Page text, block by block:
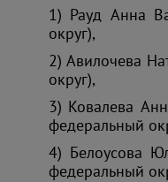
1) Рауд Анна
округ),
2) Авилочева
округ),
3) Ковалева
федеральный
4) Белоусова
федеральный